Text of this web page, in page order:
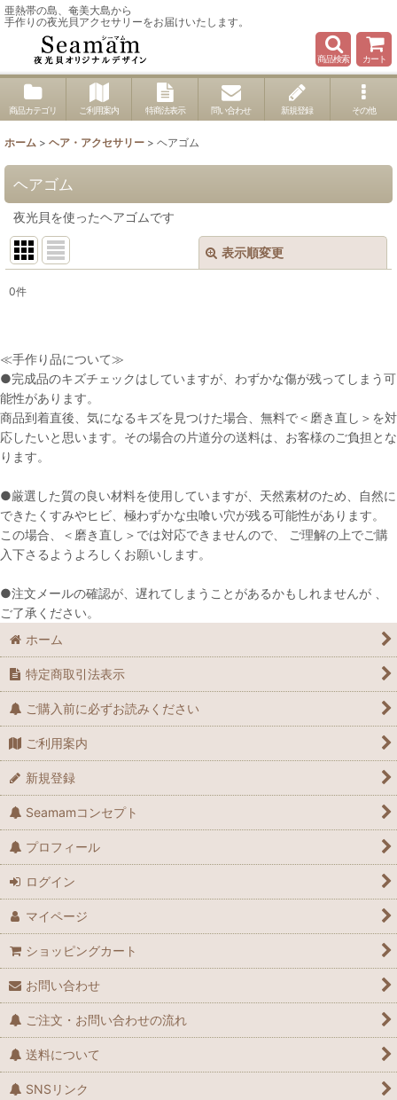
亜熱帯の島、奄美大島から
手作りの夜光貝アクセサリーをお届けいたします。
商品検索 カート
商品カテゴリ ご利用案内 特商法表示 問い合わせ 新規登録 その他
ホーム > ヘア・アクセサリー > ヘアゴム
ヘアゴム
夜光貝を使ったヘアゴムです
表示順変更
並び順
0件
≪手作り品について≫
●完成品のキズチェックはしていますが、わずかな傷が残ってしまう可
能性があります。
商品到着直後、気になるキズを見つけた場合、無料で＜磨き直し＞を対
応したいと思います。その場合の片道分の送料は、お客様のご負担とな
ります。
●厳選した質の良い材料を使用していますが、天然素材のため、自然に
できたくすみやヒビ、極わずかな虫喰い穴が残る可能性があります。
この場合、＜磨き直し＞では対応できませんので、 ご理解の上でご購
入下さるようよろしくお願いします。
●注文メールの確認が、遅れてしまうことがあるかもしれませんが 、
ご了承ください。
ホーム
特定商取引法表示
ご購入前に必ずお読みください
ご利用案内
新規登録
Seamamコンセプト
プロフィール
ログイン
マイページ
ショッピングカート
お問い合わせ
ご注文・お問い合わせの流れ
送料について
SNSリンク